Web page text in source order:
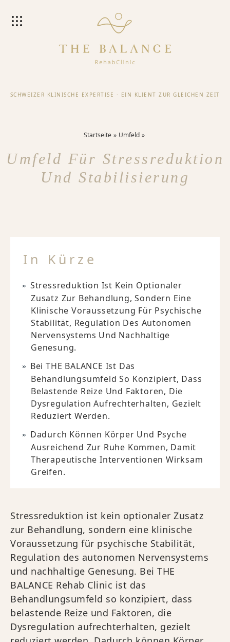
SCHWEIZER KLINISCHE EXPERTISE · EIN KLIENT ZUR GLEICHEN ZEIT
Startseite Umfeld
Umfeld Für Stressreduktion
Und Stabilisierung
In Kürze
Stressreduktion Ist Kein Optionaler
Zusatz Zur Behandlung, Sondern Eine
Klinische Voraussetzung Für Psychische
Stabilität, Regulation Des Autonomen
Nervensystems Und Nachhaltige
Genesung.
Bei THE BALANCE Ist Das
Behandlungsumfeld So Konzipiert, Dass
Belastende Reize Und Faktoren, Die
Dysregulation Aufrechterhalten, Gezielt
Reduziert Werden.
Dadurch Können Körper Und Psyche
Ausreichend Zur Ruhe Kommen, Damit
Therapeutische Interventionen Wirksam
Greifen.
Stressreduktion ist kein optionaler Zusatz
zur Behandlung, sondern eine klinische
Voraussetzung für psychische Stabilität,
Regulation des autonomen Nervensystems
und nachhaltige Genesung. Bei THE
BALANCE Rehab Clinic ist das
Behandlungsumfeld so konzipiert, dass
belastende Reize und Faktoren, die
Dysregulation aufrechterhalten, gezielt